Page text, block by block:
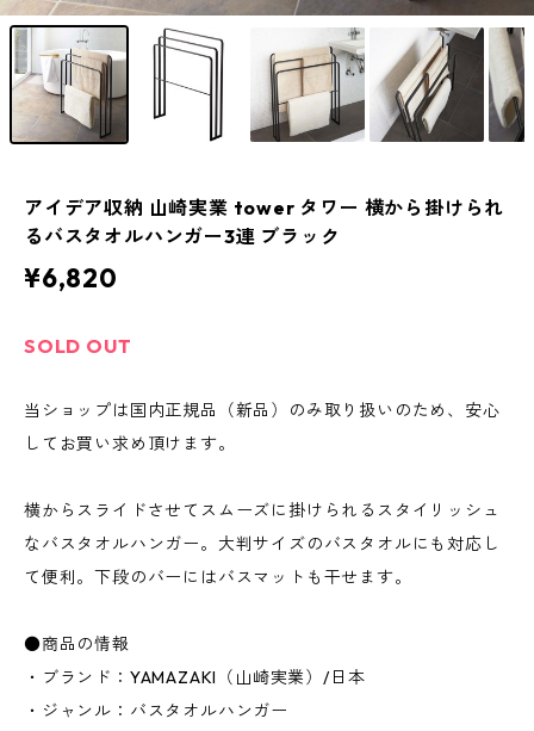
アイデア収納 山崎実業 tower タワー 横から掛けられ
るバスタオルハンガー3連 ブラック
¥6,820
SOLD OUT
当ショップは国内正規品（新品）のみ取り扱いのため、安心
してお買い求め頂けます。
横からスライドさせてスムーズに掛けられるスタイリッシュ
なバスタオルハンガー。大判サイズのバスタオルにも対応し
て便利。下段のバーにはバスマットも干せます。
●商品の情報
・ブランド：YAMAZAKI（山崎実業）/日本
・ジャンル：バスタオルハンガー